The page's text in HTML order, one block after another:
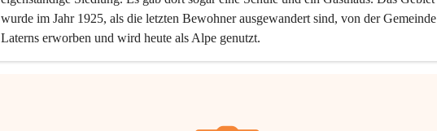
wurde im Jahr 1925, als die letzten Bewohner ausgewandert sind, von der Gemeinde
Laterns erworben und wird heute als Alpe genutzt.